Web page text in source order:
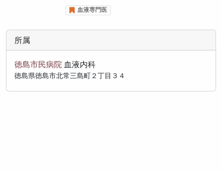
血液専門医
所属
徳島市民病院 血液内科
徳島県徳島市北常三島町２丁目３４